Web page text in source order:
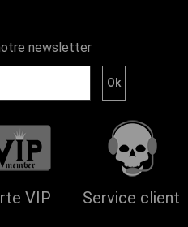
newsletter
VIP Service client